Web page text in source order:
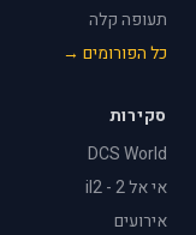
תעופה קלה
כל הפורומים →
סקירות
DCS World
אי אל 2 - il2
אירועים